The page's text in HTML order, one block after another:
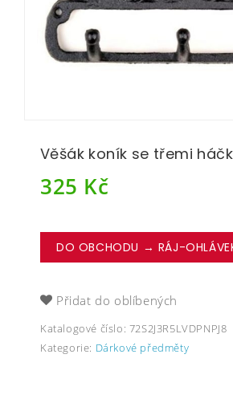
Věšák koník se třemi
325 Kč
DO OBCHODU → RÁJ-
Přidat do oblíbených
Katalogové číslo: 72S2J3R5LVDPNPJ8
Kategorie: Dárkové předměty